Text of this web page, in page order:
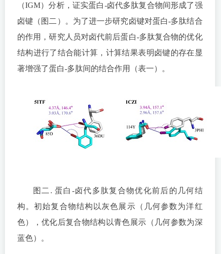
（IGM）分析，证实蛋白-卤代多肽复合物间形成了强
卤键（图二）。为了进一步研究卤键对蛋白-多肽结合
的作用，研究人员对卤代前后蛋白-多肽复合物的优化
结构进行了结合能计算，计算结果表明卤键的存在显
著增强了蛋白-多肽间的结合作用（表一）。
图二. 蛋白-卤代多肽复合物优化前后的几何结
构。初始复合物结构以灰色展示（几何参数为洋红
色），优化后复合物结构以青色展示（几何参数为深
蓝色）。